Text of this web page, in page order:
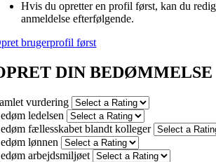
Hvis du opretter en profil først, kan du
anmeldelse efterfølgende.
brugerprofil først
DIN BEDØMMELSE
vurdering
ledelsen
fællesskabet blandt kolleger
lønnen
arbejdsmiljøet